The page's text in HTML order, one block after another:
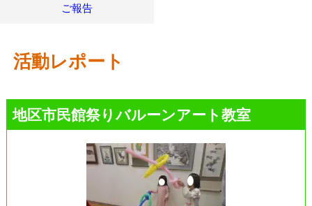
ご報告
活動レポート
地区市民館祭りバルーンアート教室